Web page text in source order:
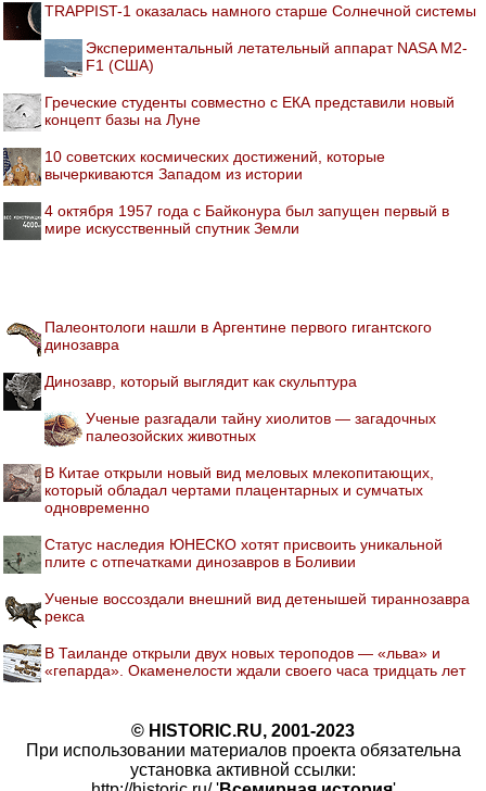
TRAPPIST-1 оказалась намного старше Солнечной системы
Экспериментальный летательный аппарат NASA M2-
F1 (США)
Греческие студенты совместно с ЕКА представили новый
концепт базы на Луне
10 советских космических достижений, которые
вычеркиваются Западом из истории
4 октября 1957 года с Байконура был запущен первый в
мире искусственный спутник Земли
Палеонтологи нашли в Аргентине первого гигантского
динозавра
Динозавр, который выглядит как скульптура
Ученые разгадали тайну хиолитов — загадочных
палеозойских животных
В Китае открыли новый вид меловых млекопитающих,
который обладал чертами плацентарных и сумчатых
одновременно
Статус наследия ЮНЕСКО хотят присвоить уникальной
плите с отпечатками динозавров в Боливии
Ученые воссоздали внешний вид детенышей тираннозавра
рекса
В Таиланде открыли двух новых тероподов — «льва» и
«гепарда». Окаменелости ждали своего часа тридцать лет
© HISTORIC.RU, 2001-2023
При использовании материалов проекта обязательна
установка активной ссылки: